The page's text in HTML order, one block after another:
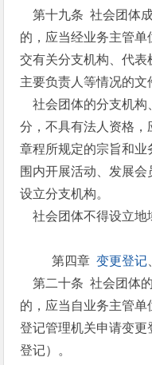
第十九条 社会团体
的，应当经业务主管
交有关分支机构、代
主要负责人等情况的文
社会团体的分支机构
分，不具有法人资格
章程所规定的宗旨和
围内开展活动、发展
设立分支机构。
社会团体不得设立地
第四章变更登记
第二十条 社会团体
的，应当自业务主管
登记管理机关申请变
登记）。